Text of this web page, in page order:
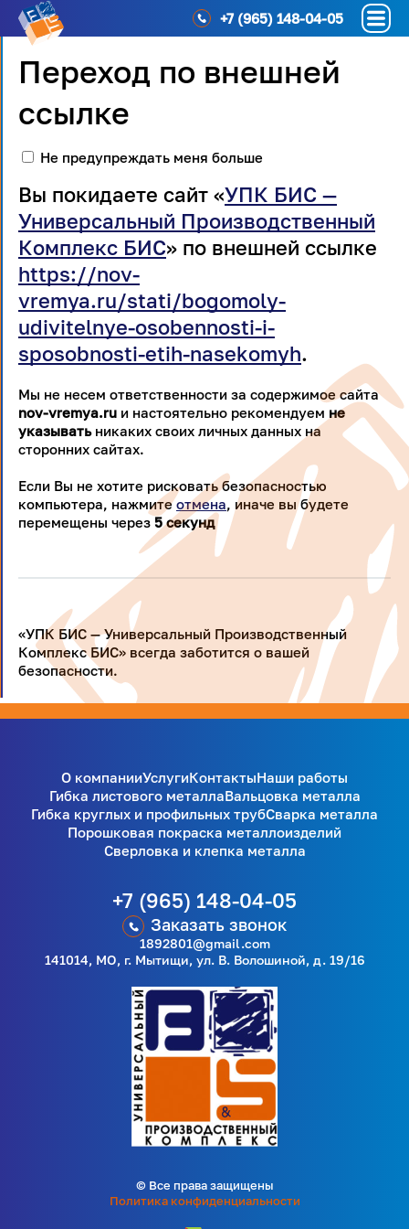
+7 (965) 148-04-05
Переход по внешней
ссылке
Не предупреждать меня больше
Вы покидаете сайт «УПК БИС —
Универсальный Производственный
Комплекс БИС» по внешней ссылке
https://nov-
vremya.ru/stati/bogomoly-
udivitelnye-osobennosti-i-
sposobnosti-etih-nasekomyh.
Мы не несем ответственности за содержимое сайта
nov-vremya.ru и настоятельно рекомендуем не
указыватьникаких своих личных данных на
сторонних сайтах.
Если Вы не хотите рисковать безопасностью
компьютера, нажмитеотмена, иначе вы будете
перемещены через 4секунд
«УПК БИС — Универсальный Производственный
Комплекс БИС» всегда заботится о вашей
безопасности.
О компанииУслугиКонтактыНаши работы
Гибка листового металлаВальцовка металла
Гибка круглых и профильных трубСварка металла
Порошковая покраска металлоизделий
Сверловка и клепка металла
+7 (965) 148-04-05
Заказать звонок
1892801@gmail.com
141014, МО, г. Мытищи, ул. В. Волошиной, д. 19/16
© Все права защищены
Политика конфиденциальности